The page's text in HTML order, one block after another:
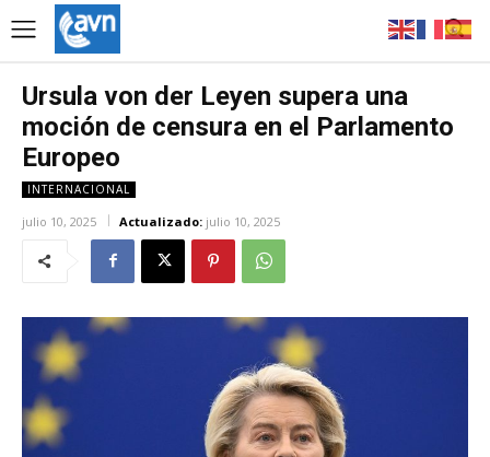
Ursula von der Leyen supera una
moción de censura en el Parlamento
Europeo
INTERNACIONAL
julio 10, 2025 Actualizado: julio 10, 2025